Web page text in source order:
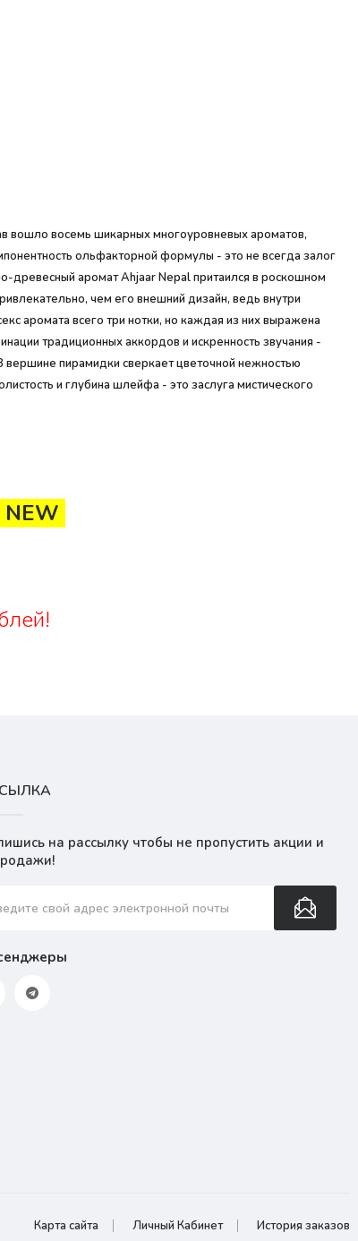
вошло восемь шикарных многоуровневых ароматов,
ольфакторной формулы - это не всегда залог
аромат Ahjaar Nepal притаился в роскошном
чем его внешний дизайн, ведь внутри
аромата всего три нотки, но каждая из них выражена
традиционных аккордов и искренность звучания -
вершине пирамидки сверкает цветочной нежностью
и глубина шлейфа - это заслуга мистического
NEW
на рассылку чтобы не пропустить акции и
Карта сайта Личный Кабинет История заказов